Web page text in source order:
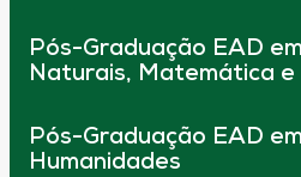
Pós-Graduação EAD
Naturais, Matemática
Pós-Graduação EAD
Humanidades